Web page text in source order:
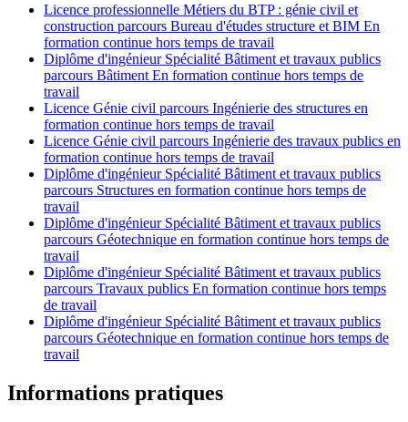
Licence professionnelle Métiers du BTP : génie civil et
construction parcours Bureau d'études structure et BIM En
formation continue hors temps de travail
Diplôme d'ingénieur Spécialité Bâtiment et travaux publics
parcours Bâtiment En formation continue hors temps de
travail
Licence Génie civil parcours Ingénierie des structures en
formation continue hors temps de travail
Licence Génie civil parcours Ingénierie des travaux publics en
formation continue hors temps de travail
Diplôme d'ingénieur Spécialité Bâtiment et travaux publics
parcours Structures en formation continue hors temps de
travail
Diplôme d'ingénieur Spécialité Bâtiment et travaux publics
parcours Géotechnique en formation continue hors temps de
travail
Diplôme d'ingénieur Spécialité Bâtiment et travaux publics
parcours Travaux publics En formation continue hors temps
de travail
Diplôme d'ingénieur Spécialité Bâtiment et travaux publics
parcours Géotechnique en formation continue hors temps de
travail
Informations pratiques